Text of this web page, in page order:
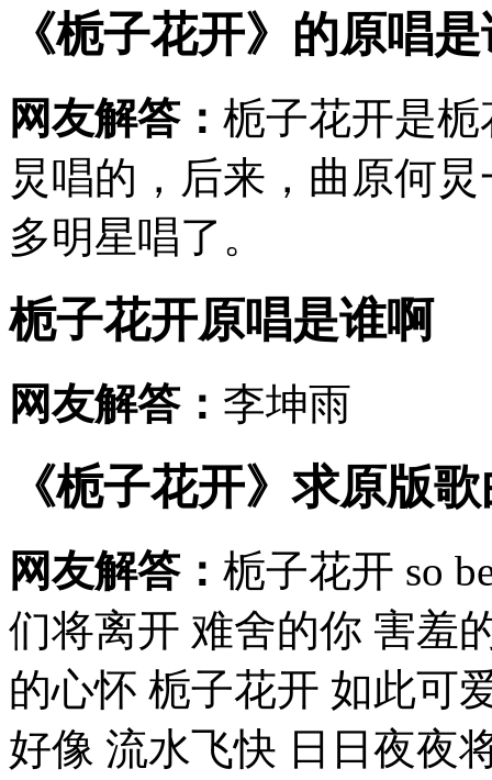
《栀子花开》的原唱
网友解答： 栀子花开是
炅唱的，后来，曲原何
多明星唱了。
栀子花开原唱是谁啊
网友解答： 李坤雨
《栀子花开》求原版
网友解答： 栀子花开 so
们将离开 难舍的你 害羞
的心怀 栀子花开 如此可
好像 流水飞快 日日夜夜